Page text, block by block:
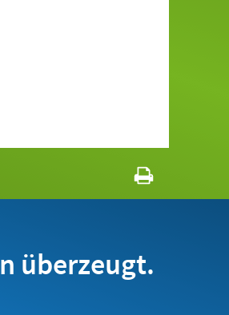
überzeugt.